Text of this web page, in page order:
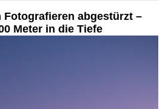
Fotografieren abgestürzt –
Meter in die Tiefe